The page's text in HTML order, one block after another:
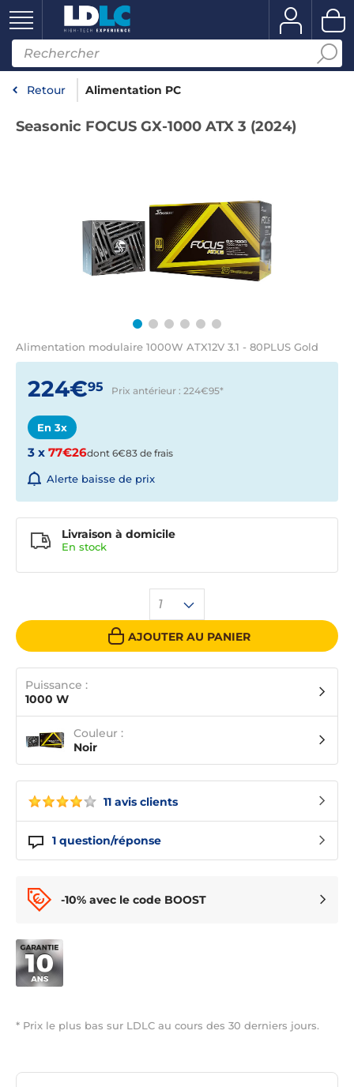
Retour Alimentation PC
Seasonic FOCUS GX-1000 ATX 3 (2024)
Alimentation modulaire 1000W ATX12V 3.1 - 80PLUS Gold
11 avis clients
1 question/réponse
224€95 Prix antérieur : 224€95*
En 3x
3 x 77€26dont 6€83 de frais
Alerte baisse de prix
1
AJOUTER AU PANIER
Livraison à domicile
En stock
* Prix le plus bas sur LDLC au cours des 30 derniers jours.
Puissance :
1000 W
Couleur :
Noir
-10% avec le code BOOST